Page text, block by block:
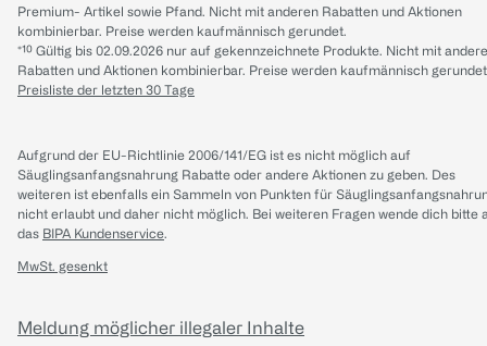
Premium- Artikel sowie Pfand. Nicht mit anderen Rabatten und Aktionen
kombinierbar. Preise werden kaufmännisch gerundet.
*¹⁰ Gültig bis 02.09.2026 nur auf gekennzeichnete Produkte. Nicht mit
Rabatten und Aktionen kombinierbar. Preise werden kaufmännisch
Preisliste der letzten 30 Tage
Aufgrund der EU-Richtlinie 2006/141/EG ist es nicht möglich auf
Säuglingsanfangsnahrung Rabatte oder andere Aktionen zu geben. Des
weiteren ist ebenfalls ein Sammeln von Punkten für
nicht erlaubt und daher nicht möglich. Bei weiteren Fragen wende dich bitte
das BIPA Kundenservice.
MwSt. gesenkt
Meldung möglicher illegaler Inhalte